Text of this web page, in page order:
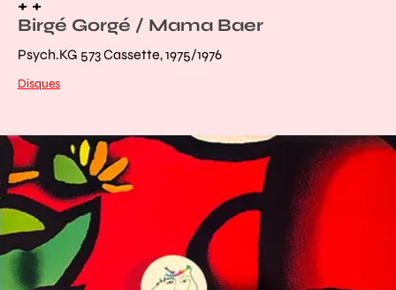
+ +
Birgé Gorgé / Mama Baer
Psych.KG 573 Cassette, 1975/1976
Disques